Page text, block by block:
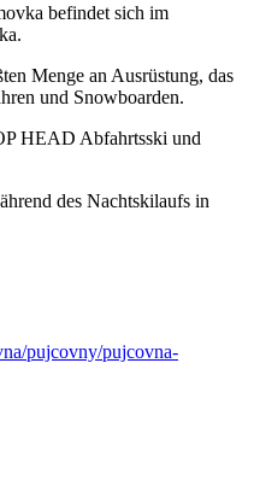
befindet sich im
Menge an Ausrüstung, das
und Snowboarden.
HEAD Abfahrtsski und
des Nachtskilaufs in
pujcovny/pujcovna-